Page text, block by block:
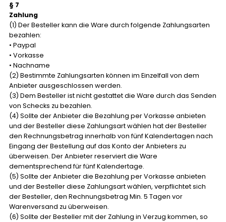
§ 7
Zahlung
(1) Der Besteller kann die Ware durch folgende Zahlungsarten
bezahlen:
• Paypal
• Vorkasse
• Nachname
(2) Bestimmte Zahlungsarten können im Einzelfall von dem
Anbieter ausgeschlossen werden.
(3) Dem Besteller ist nicht gestattet die Ware durch das Senden
von Schecks zu bezahlen.
(4) Sollte der Anbieter die Bezahlung per Vorkasse anbieten
und der Besteller diese Zahlungsart wählen hat der Besteller
den Rechnungsbetrag innerhalb von fünf Kalendertagen nach
Eingang der Bestellung auf das Konto der Anbieters zu
überweisen. Der Anbieter reserviert die Ware
dementsprechend für fünf Kalendertage.
(5) Sollte der Anbieter die Bezahlung per Vorkasse anbieten
und der Besteller diese Zahlungsart wählen, verpflichtet sich
der Besteller, den Rechnungsbetrag Min. 5 Tagen vor
Warenversand zu überweisen.
(6) Sollte der Besteller mit der Zahlung in Verzug kommen, so